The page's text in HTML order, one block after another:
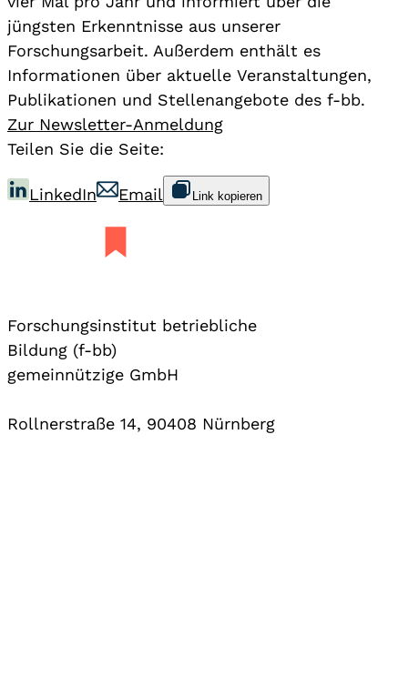
jüngsten Erkenntnisse aus unserer
Forschungsarbeit. Außerdem enthält es
Informationen über aktuelle Veranstaltungen,
Publikationen und Stellenangebote des f-bb.
Zur Newsletter-Anmeldung
Teilen Sie die Seite:
LinkedIn Email Link kopieren
Forschungsinstitut betriebliche
Bildung (f-bb)
gemeinnützige GmbH
Rollnerstraße 14, 90408 Nürnberg